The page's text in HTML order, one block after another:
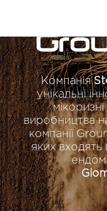
Компанія
унікальні
виробництва
компанії
яких